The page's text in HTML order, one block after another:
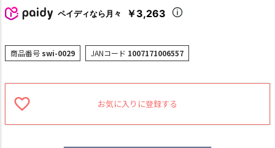
ペイディなら月々 ￥3,263
商品番号 swi-0029 JANコード 1007171006557
お気に入りに登録する